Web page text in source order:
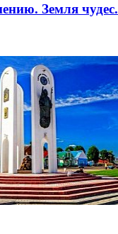
Земля чудес.